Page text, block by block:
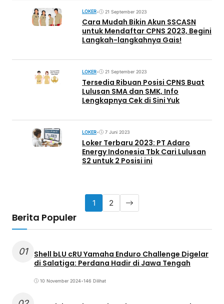
LOKER• 21 September 2023
Cara Mudah Bikin Akun SSCASN
untuk Mendaftar CPNS 2023, Begini
Langkah-langkahnya Gais!
LOKER• 21 September 2023
Tersedia Ribuan Posisi CPNS Buat
Lulusan SMA dan SMK, Info
Lengkapnya Cek di Sini Yuk
LOKER• 7 Juni 2023
Loker Terbaru 2023: PT Adaro
Energy Indonesia Tbk Cari Lulusan
S2 untuk 2 Posisi ini
1 2
Berita Populer
01
Shell bLU cRU Yamaha Enduro Challenge Digelar
di Salatiga: Perdana Hadir di Jawa Tengah
10 November 2024•146 Dilihat